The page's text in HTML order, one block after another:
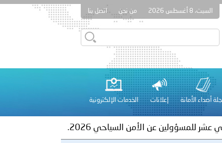
السبت، 8 أغسطس 2026 من نحن اتصل بنا
أصداء الأمانة إعلانات الخدمات الإلكترونية
الأميريين معالي النائب الأول لرئيس مجلس الوزراء
العام..
الأعيان المدنية في مدينة نـجران
عشر للمسؤولين عن الأمن السياحي 2026.